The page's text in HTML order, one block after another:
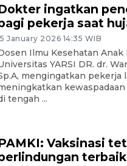
ingatkan
pekerja saat
January 2026 14:35 WIB
Ilmu Kesehatan Anak
YARSI DR. dr.
mengingatkan pekerja
tengah ...
Vaksinasi